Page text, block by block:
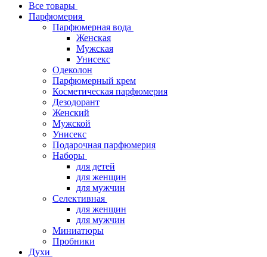
Все товары
Парфюмерия
Парфюмерная вода
Женская
Мужская
Унисекс
Одеколон
Парфюмерный крем
Косметическая парфюмерия
Дезодорант
Женский
Мужской
Унисекс
Подарочная парфюмерия
Наборы
для детей
для женщин
для мужчин
Селективная
для женщин
для мужчин
Миниатюры
Пробники
Духи